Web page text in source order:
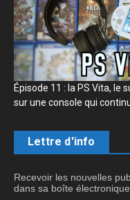
Épisode 11 : la PS Vita, le
sur une console qui
Lettre d'info
Recevoir les nouvelles
dans sa boîte électronique.